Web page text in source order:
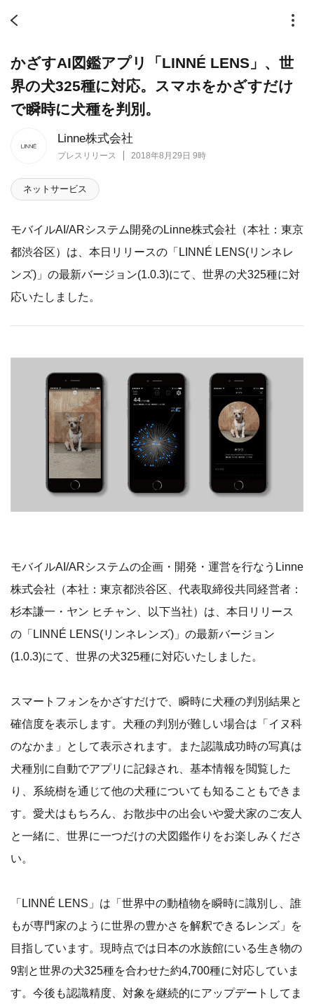
Linne株式会社
プレスリリース 2018年8月29日 9時
かざすAI図鑑アプリ「LINNÉ LENS」、世
界の犬325種に対応。スマホをかざすだけ
で瞬時に犬種を判別。
ネットサービス
モバイルAI/ARシステム開発のLinne株式会社（本社：東京
都渋谷区）は、本日リリースの「LINNÉ LENS(リンネレ
ンズ)」の最新バージョン(1.0.3)にて、世界の犬325種に対
応いたしました。
モバイルAI/ARシステムの企画・開発・運営を行なうLinne
株式会社（本社：東京都渋谷区、代表取締役共同経営者：
杉本謙一・ヤン ヒチャン、以下当社）は、本日リリース
の「LINNÉ LENS(リンネレンズ)」の最新バージョン
(1.0.3)にて、世界の犬325種に対応いたしました。
スマートフォンをかざすだけで、瞬時に犬種の判別結果と
確信度を表示します。犬種の判別が難しい場合は「イヌ科
のなかま」として表示されます。また認識成功時の写真は
犬種別に自動でアプリに記録され、基本情報を閲覧した
り、系統樹を通じて他の犬種についても知ることもできま
す。愛犬はもちろん、お散歩中の出会いや愛犬家のご友人
と一緒に、世界に一つだけの犬図鑑作りをお楽しみくださ
い。
「LINNÉ LENS」は「世界中の動植物を瞬時に識別し、誰
もが専門家のように世界の豊かさを解釈できるレンズ」を
目指しています。現時点では日本の水族館にいる生き物の
9割と世界の犬325種を合わせた約4,700種に対応していま
す。今後も認識精度、対象を継続的にアップデートしてま